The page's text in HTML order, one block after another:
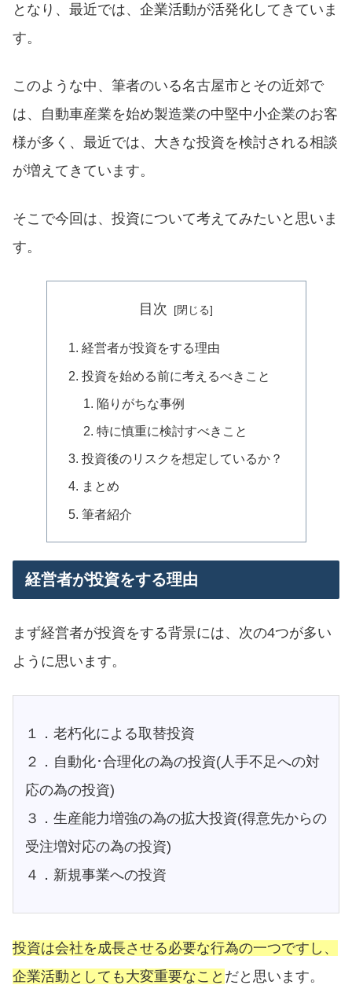
となり、最近では、企業活動が活発化してきていま
す。
このような中、筆者のいる名古屋市とその近郊で
は、自動車産業を始め製造業の中堅中小企業のお客
様が多く、最近では、大きな投資を検討される相談
が増えてきています。
そこで今回は、投資について考えてみたいと思いま
す。
目次
経営者が投資をする理由
投資を始める前に考えるべきこと
陥りがちな事例
特に慎重に検討すべきこと
投資後のリスクを想定しているか？
まとめ
筆者紹介
経営者が投資をする理由
まず経営者が投資をする背景には、次の4つが多い
ように思います。
１．老朽化による取替投資
２．自動化･合理化の為の投資(人手不足への対
応の為の投資)
３．生産能力増強の為の拡大投資(得意先からの
受注増対応の為の投資)
４．新規事業への投資
投資は会社を成長させる必要な行為の一つですし、
企業活動としても大変重要なこと だと思います。